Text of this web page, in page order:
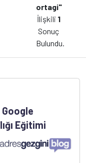
ortagi"
İlişkili 1
Sonuç
Bulundu.
Eğitimi